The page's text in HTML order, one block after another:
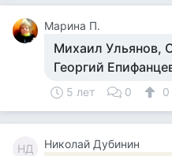
Марина П.
Михаил Ульянов,
Георгий
5 лет 0 0
НД Николай Дубинин